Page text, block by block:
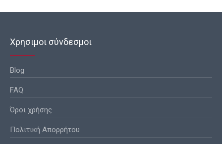
Χρησιμοι σύνδεσμοι
Blog
FAQ
Όροι χρήσης
Πολιτική Απορρήτου